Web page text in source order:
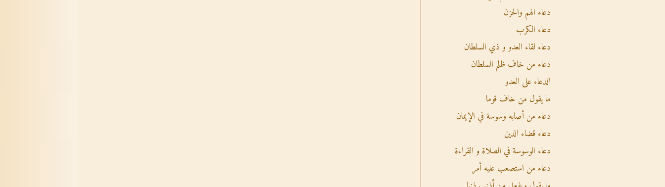
دعاء الهم والحزن
دعاء الكرب
دعاء لقاء العدو و ذي السلطان
دعاء من خاف ظلم السلطان
الدعاء على العدو
ما يقول من خاف قوما
دعاء من أصابه وسوسة في الإيمان
دعاء قضاء الدين
دعاء الوسوسة في الصلاة و القراءة
دعاء من استصعب عليه أمر